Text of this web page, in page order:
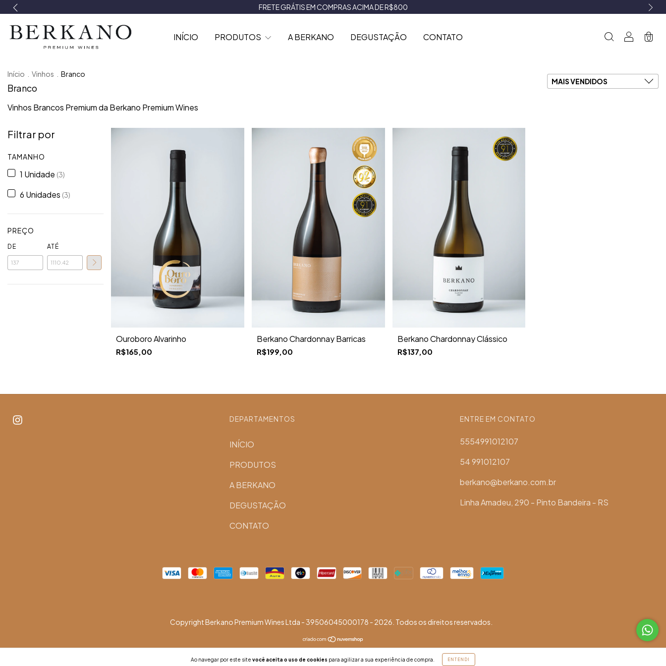
FRETE GRÁTIS EM COMPRAS ACIMA DE R$800
INÍCIO PRODUTOS A BERKANO DEGUSTAÇÃO CONTATO 0
Ao navegar por este site você aceita o uso de cookies para agilizar a sua experiência de compra. ENTENDI
Início Vinhos Branco
Branco
Vinhos Brancos Premium da Berkano Premium Wines
Filtrar por
TAMANHO
1 Unidade (3)
6 Unidades (3)
PREÇO
DE ATÉ
Ouroboro Alvarinho
R$165,00
Berkano Chardonnay Barricas
R$199,00
Berkano Chardonnay Clássico
R$137,00
DEPARTAMENTOS
INÍCIO
PRODUTOS
A BERKANO
DEGUSTAÇÃO
CONTATO
ENTRE EM CONTATO
5554991012107
54 991012107
berkano@berkano.com.br
Linha Amadeu, 290 - Pinto Bandeira - RS
Copyright Berkano Premium Wines Ltda - 39506045000178 - 2026. Todos os direitos reservados.